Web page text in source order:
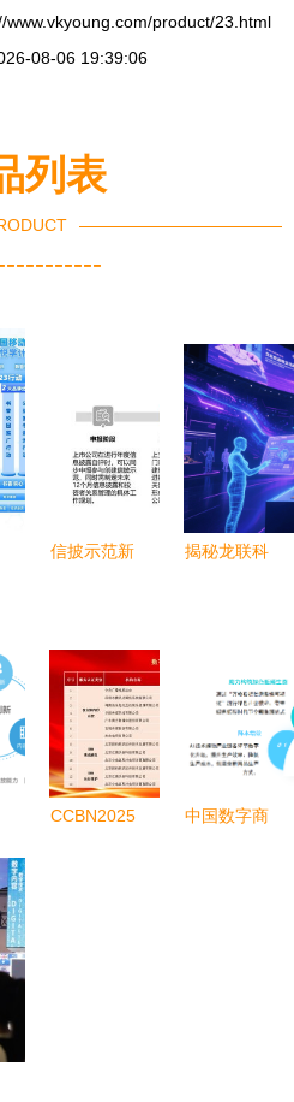
product/23.html
08-06 19:39:06
列表
信披示范新
临时公告格
式调整与市
鲶效应
揭秘龙联科
下勇立潮
头？
CCBN2025
中国数字商